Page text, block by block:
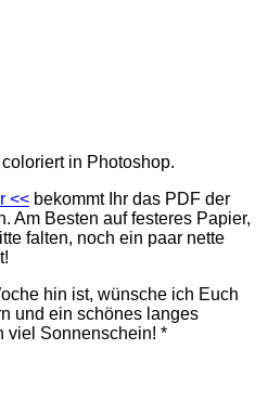
in Photoshop.
<< bekommt Ihr das PDF der
Am Besten auf festeres Papier,
falten, noch ein paar nette
hin ist, wünsche ich Euch
und ein schönes langes
viel Sonnenschein! *